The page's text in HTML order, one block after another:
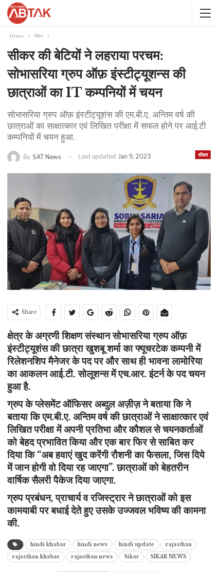
Home सीकर
सीकर की बेटियों ने लहराया परचम:
सोभासरिया ग्रुप ऑफ़ इंस्टीट्यूशन्स की
छात्राओं का IT कम्पनियों में चयन
सोभासरिया ग्रुप ऑफ़ इंस्टीट्यूशंस की एम.बी.ए. अन्तिम वर्ष की
छात्राओं का साक्षात्कार एवं लिखित परीक्षा में सफल होने पर आई.टी
कम्पनियों में चयन हुआ.
सीकर
By SAT News Last updated Jan 9, 2023
Share
क्षेत्र के अग्रणी शिक्षण संस्थान सोभासरिया ग्रुप ऑफ़
इंस्टीट्यूशंस की छात्रा खुशबू शर्मा का फ्यूचरटेक कम्पनी में
रिलेशनशिप मैनेजर के पद पर और साथ ही भावना लामोरिया
का आकलन आई.टी. सोलूशन्स में एच.आर. इंटर्न के पद चयन
हुआ है.
ग्रुप के प्लेसमेंट ऑफिसर अब्दुल अज़ीज़ ने बताया कि ने
बताया कि एम.बी.ए. अन्तिम वर्ष की छात्राओं ने साक्षात्कार एवं
लिखित परीक्षा में अपनी प्रतिभा और कौशल से चयनकर्ताओं
को बेहद प्रभावित किया और एक बार फिर से साबित कर
दिया कि “अब हवाएं खुद करेंगी रौशनी का फैसला, जिस दिये
में जान होगी वो दिया रह जाएगा”. छात्राओं को बेहतरीन
वार्षिक सैलरी पैकेज दिया जाएगा.
ग्रुप प्रबंधन, प्राचार्य व रजिस्ट्रार ने छात्राओं को इस
कामयाबी पर बधाई देते हुए उसके उज्जवल भविष्य की कामना
की.
hindi khabar hindi news hindi update
rajasthan
rajasthan khabar
rajasthan news Sikar SIKAR NEWS